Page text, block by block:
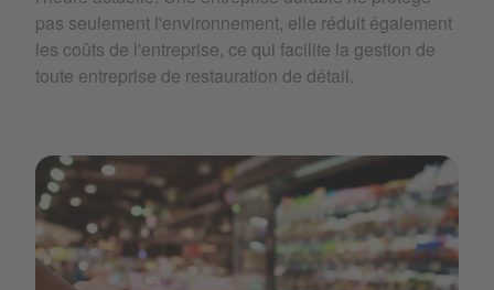
pas seulement l'environnement, elle réduit également
les coûts de l'entreprise, ce qui facilite la gestion de
toute entreprise de restauration de détail.